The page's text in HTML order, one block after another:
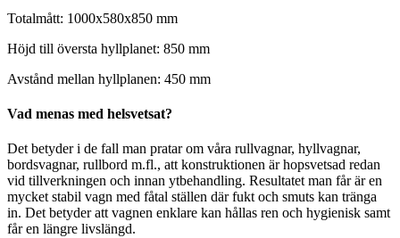
Totalmått: 1000x580x850 mm
Höjd till översta hyllplanet: 850 mm
Avstånd mellan hyllplanen: 450 mm
Vad menas med helsvetsat?
Det betyder i de fall man pratar om våra rullvagnar, hyllvagnar,
bordsvagnar, rullbord m.fl., att konstruktionen är hopsvetsad redan
vid tillverkningen och innan ytbehandling. Resultatet man får är en
mycket stabil vagn med fåtal ställen där fukt och smuts kan tränga
in. Det betyder att vagnen enklare kan hållas ren och hygienisk samt
får en längre livslängd.